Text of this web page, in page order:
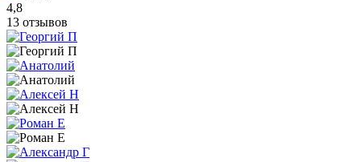
4,8
13 отзывов